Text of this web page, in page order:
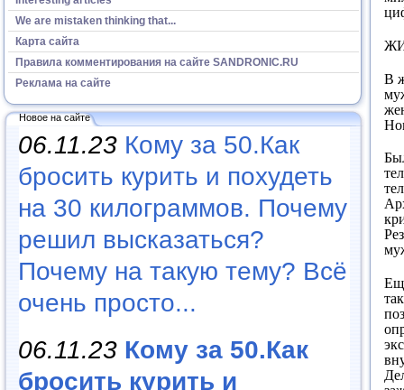
We are mistaken thinking that...
Карта сайта
Правила комментирования на сайте SANDRONIC.RU
Реклама на сайте
Новое на сайте
06.11.23 Кому за 50.Как
бросить курить и похудеть
на 30 килограммов. Почему
решил высказаться?
Почему на такую тему? Всё
очень просто...
06.11.23 Кому за 50.Как
бросить курить и
В